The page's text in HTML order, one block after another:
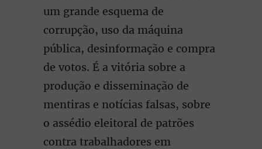
um grande esquema de
corrupção, uso da máquina
pública, desinformação e compra
de votos. É a vitória sobre a
produção e disseminação de
mentiras e notícias falsas, sobre
o assédio eleitoral de patrões
contra trabalhadores em